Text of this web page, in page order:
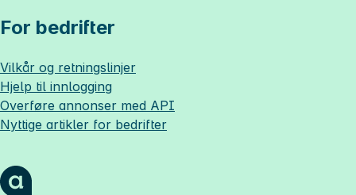
For bedrifter
Vilkår og retningslinjer
Hjelp til innlogging
Overføre annonser med API
Nyttige artikler for bedrifter